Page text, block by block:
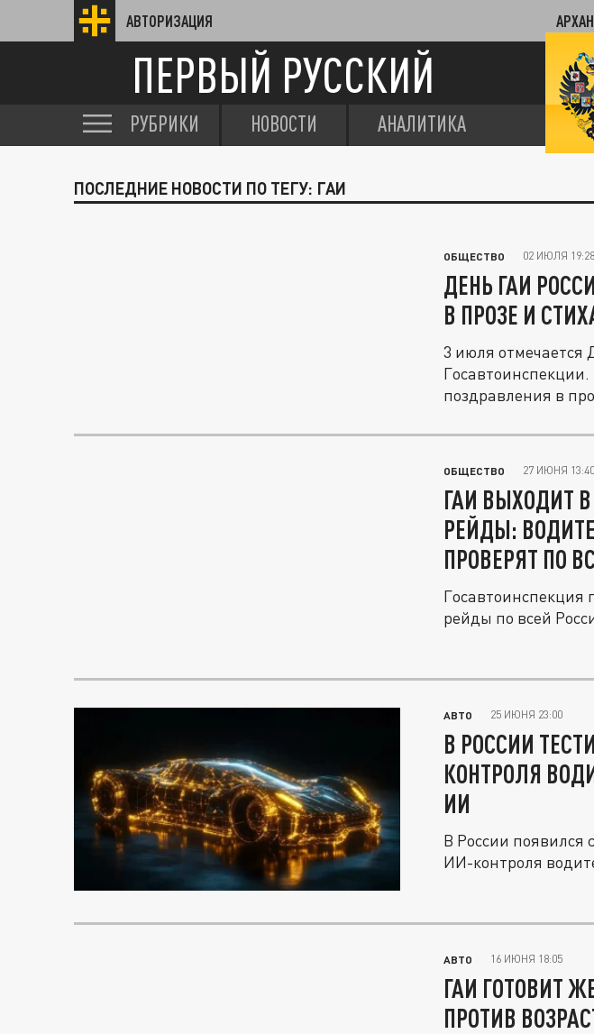
АВТОРИЗАЦИЯ
ПЕРВЫЙ РУССКИЙ
РУБРИКИ НОВОСТИ АНАЛИТИКА
ПОСЛЕДНИЕ НОВОСТИ ПО ТЕГУ: ГАИ
ОБЩЕСТВО 02 ИЮЛЯ 19:28
ДЕНЬ ГАИ
В ПРОЗЕ И
3 июля отмечается
Госавтоинспекции.
поздравления в
ОБЩЕСТВО 27 ИЮНЯ 13:40
ГАИ ВЫХОДИТ
РЕЙДЫ:
ПРОВЕРЯТ ПО
Госавтоинспекция
рейды по всей
АВТО 25 ИЮНЯ 23:00
В РОССИИ
КОНТРОЛЯ
ИИ
В России появился
ИИ-контроля
АВТО 16 ИЮНЯ 18:05
ГАИ ГОТОВИТ
ПРОТИВ